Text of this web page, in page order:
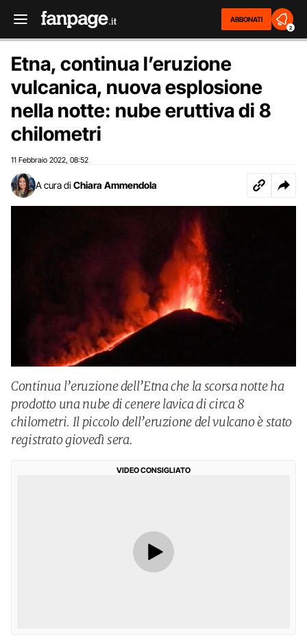
ABBONATI
2
Etna, continua l’eruzione
vulcanica, nuova esplosione
nella notte: nube eruttiva di 8
chilometri
11 Febbraio 2022 08:52
A cura di Chiara Ammendola
Continua l’eruzione dell’Etna che la scorsa notte ha
prodotto una nube di cenere lavica di circa 8
chilometri. Il piccolo dell’eruzione del vulcano è stato
registrato giovedì sera.
VIDEO CONSIGLIATO